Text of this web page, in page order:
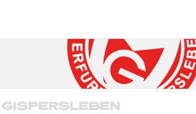
Gispersleben